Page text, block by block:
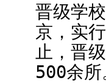
晋级学
京，实
止，晋
500余所